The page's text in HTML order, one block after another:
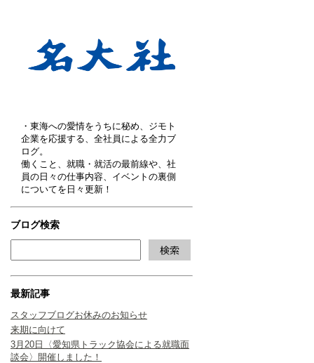
・東海への愛情をうちに秘め、ジモト
企業を応援する、全社員による全力ブ
ログ。
働くこと、就職・就活の最前線や、社
員の日々の仕事内容、イベントの裏側
についてを日々更新！
ブログ検索
最新記事
スタッフブログお休みのお知らせ
来期に向けて
3月20日〈愛知県トラック協会による就職面
談会〉開催しました！